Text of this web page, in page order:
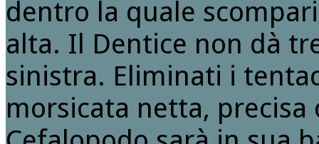
dentro la quale
alta. Il Dentice non dà
sinistra. Eliminati i
morsicata netta,